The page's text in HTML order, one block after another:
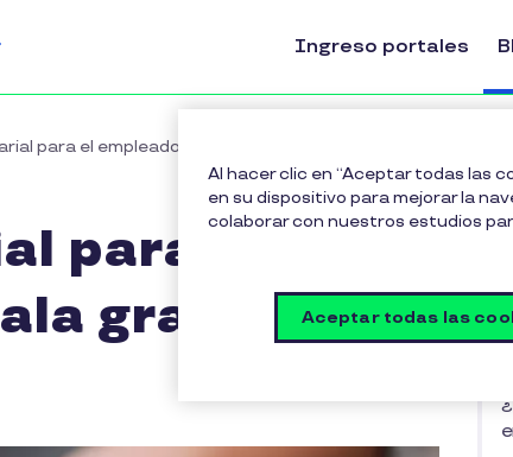
Ingreso portales
para el empleador: ¡pruébala gratis!
para el
gratis!
Al hacer clic en “Aceptar todas las
en su dispositivo para mejorar la
colaborar con nuestros estudios
Aceptar todas las